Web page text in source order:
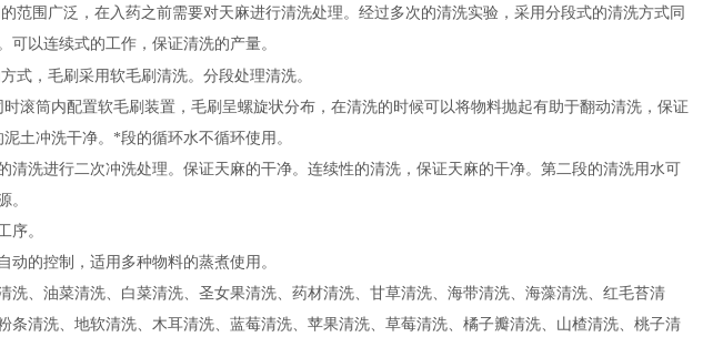
范围广泛，在入药之前需要对天麻进行清洗处理。经过多次的清洗实验，采用分段式的清洗方式同
以连续式的工作，保证清洗的产量。
式，毛刷采用软毛刷清洗。分段处理清洗。
滚筒内配置软毛刷装置，毛刷呈螺旋状分布，在清洗的时候可以将物料抛起有助于翻动清洗，保证
土冲洗干净。*段的循环水不循环使用。
洗进行二次冲洗处理。保证天麻的干净。连续性的清洗，保证天麻的干净。第二段的清洗用水可
。
序。
的控制，适用多种物料的蒸煮使用。
、油菜清洗、白菜清洗、圣女果清洗、药材清洗、甘草清洗、海带清洗、海藻清洗、红毛苔清
清洗、地软清洗、木耳清洗、蓝莓清洗、苹果清洗、草莓清洗、橘子瓣清洗、山楂清洗、桃子清